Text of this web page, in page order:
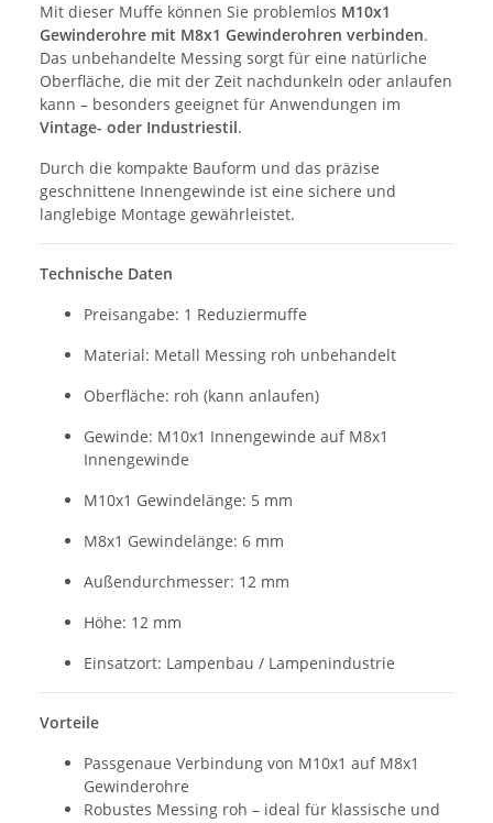
Mit dieser Muffe können Sie problemlos M10x1
Gewinderohre mit M8x1 Gewinderohren verbinden.
Das unbehandelte Messing sorgt für eine natürliche
Oberfläche, die mit der Zeit nachdunkeln oder anlaufen
kann – besonders geeignet für Anwendungen im
Vintage- oder Industriestil.
Durch die kompakte Bauform und das präzise
geschnittene Innengewinde ist eine sichere und
langlebige Montage gewährleistet.
Technische Daten
Preisangabe: 1 Reduziermuffe
Material: Metall Messing roh unbehandelt
Oberfläche: roh (kann anlaufen)
Gewinde: M10x1 Innengewinde auf M8x1
Innengewinde
M10x1 Gewindelänge: 5 mm
M8x1 Gewindelänge: 6 mm
Außendurchmesser: 12 mm
Höhe: 12 mm
Einsatzort: Lampenbau / Lampenindustrie
Vorteile
Passgenaue Verbindung von M10x1 auf M8x1
Gewinderohre
Robustes Messing roh – ideal für klassische und